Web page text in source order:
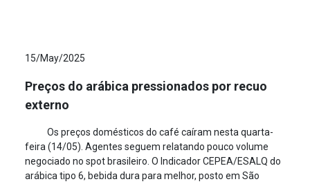
15/May/2025
Preços do arábica pressionados por recuo
externo
Os preços domésticos do café caíram nesta quarta-
feira (14/05). Agentes seguem relatando pouco volume
negociado no spot brasileiro. O Indicador CEPEA/ESALQ do
arábica tipo 6, bebida dura para melhor, posto em São